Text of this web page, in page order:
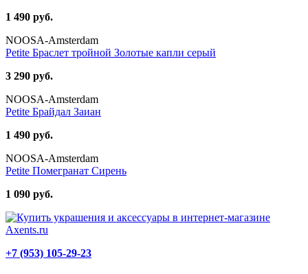
1 490 руб.
NOOSA-Amsterdam
Petite Браслет тройной Золотые капли серый
3 290 руб.
NOOSA-Amsterdam
Petite Брайдал Заиан
1 490 руб.
NOOSA-Amsterdam
Petite Помегранат Сирень
1 090 руб.
+7 (953) 105-29-23